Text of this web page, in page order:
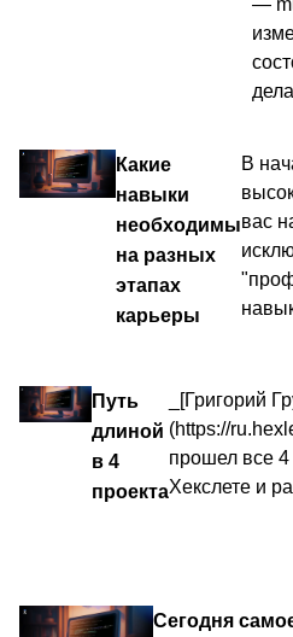
—
Какие
навыки
необходимы
на разных
этапах
карьеры
В
вас
Путь
длиной
в 4
проекта
_[Григорий
(https://
прошел все 4
Хекслете и
Сегодня